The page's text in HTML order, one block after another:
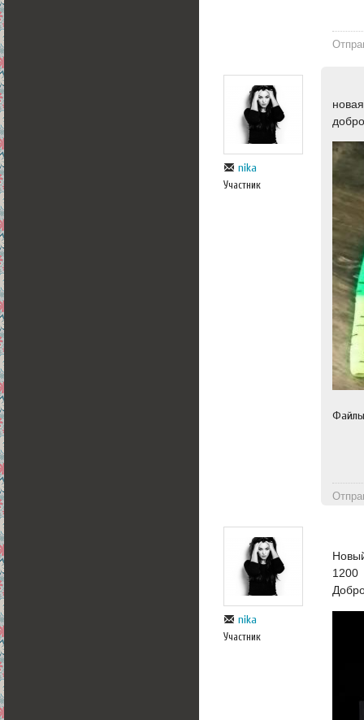
nika
Участник
nika
Участник
1200